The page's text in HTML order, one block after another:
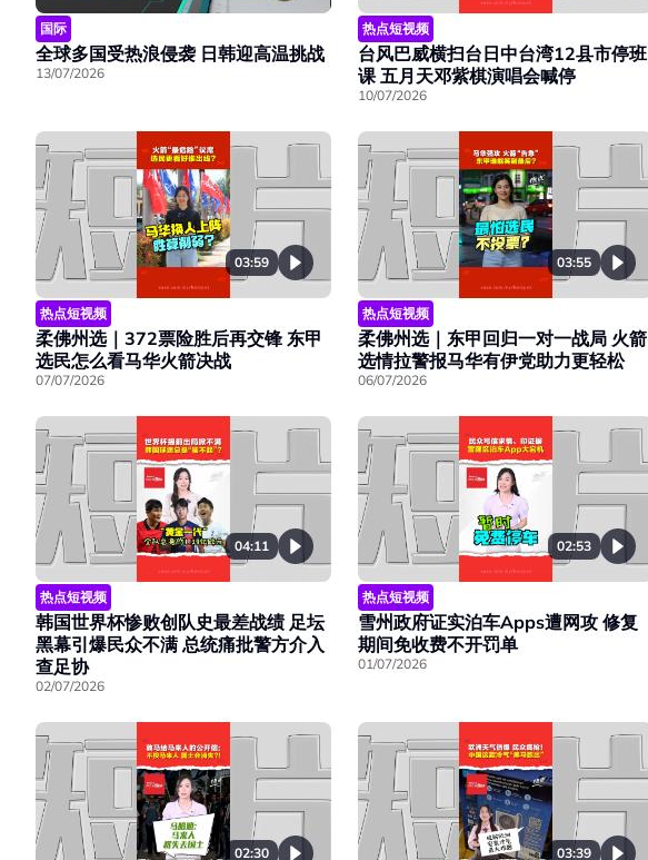
国际
全球多国受热浪侵袭 日韩迎高温挑战
13/07/2026
热点短视频
台风巴威横扫台日中台湾12县市停班
课 五月天邓紫棋演唱会喊停
10/07/2026
03:59
热点短视频
柔佛州选｜372票险胜后再交锋 东甲
选民怎么看马华火箭决战
07/07/2026
03:55
热点短视频
柔佛州选｜东甲回归一对一战局 火箭
选情拉警报马华有伊党助力更轻松
06/07/2026
04:11
热点短视频
韩国世界杯惨败创队史最差战绩 足坛
黑幕引爆民众不满 总统痛批警方介入
查足协
02/07/2026
02:53
热点短视频
雪州政府证实泊车Apps遭网攻 修复
期间免收费不开罚单
01/07/2026
02:30 03:39